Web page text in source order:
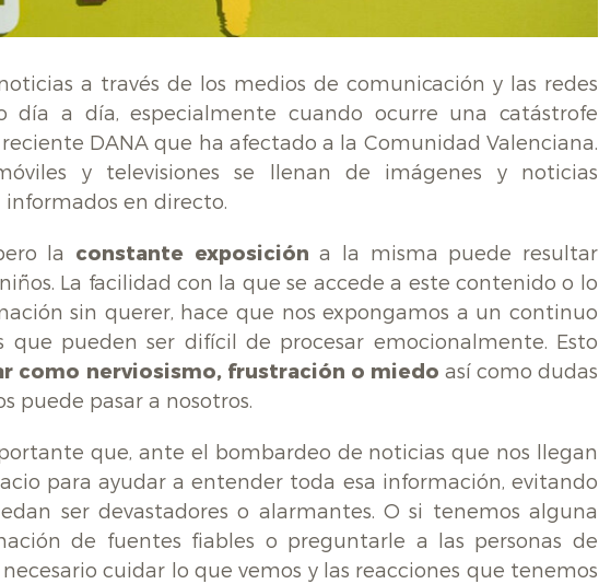
a través de los medios de comunicación y las redes
día a día, especialmente cuando ocurre una catástrofe
DANA que ha afectado a la Comunidad Valenciana.
y televisiones se llenan de imágenes y noticias
en directo.
la constante exposición a la misma puede resultar
La facilidad con la que se accede a este contenido o lo
sin querer, hace que nos expongamos a un continuo
pueden ser difícil de procesar emocionalmente. Esto
como nerviosismo, frustración o miedo así como dudas
puede pasar a nosotros.
que, ante el bombardeo de noticias que nos llegan
para ayudar a entender toda esa información, evitando
ser devastadores o alarmantes. O si tenemos alguna
de fuentes fiables o preguntarle a las personas de
cuidar lo que vemos y las reacciones que tenemos